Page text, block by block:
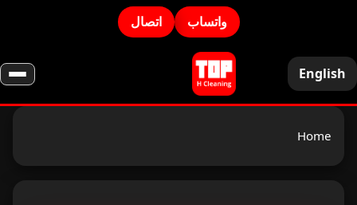
واتساب اتصال
English
Home